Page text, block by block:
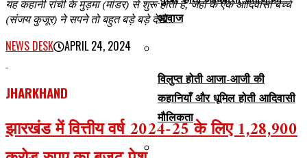
आवाज
विलुप्त होती आजा-आजी की
कहानियाँ और धूमिल होती आदिवासी
मौलिकता
यह कहानी रांची के मुड़मा (मांडर) से शुरू होती है, जहां के एक आदिवासी बच्चे
(संजय कुजूर) ने सपने तो बहुत बड़े बड़े देखे...
NEWS DESK APRIL 24, 2024
JHARKHAND
झारखंड में वित्तीय वर्ष 2024-25 के लिए 1,28,900